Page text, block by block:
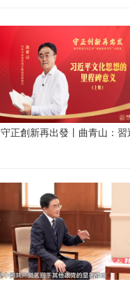
守正創新再出發丨曲青山：